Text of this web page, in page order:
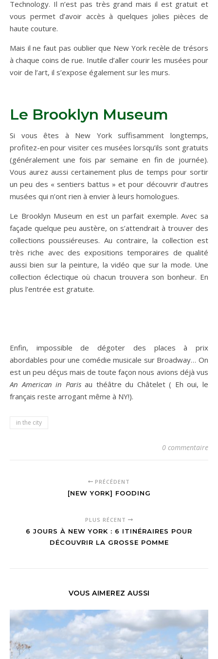
Technology. Il n’est pas très grand mais il est gratuit et
vous permet d’avoir accès à quelques jolies pièces de
haute couture.
Mais il ne faut pas oublier que New York recèle de trésors
à chaque coins de rue. Inutile d’aller courir les musées pour
voir de l’art, il s’expose également sur les murs.
Le Brooklyn Museum
Si vous êtes à New York suffisamment longtemps,
profitez-en pour visiter ces musées lorsqu’ils sont gratuits
(généralement une fois par semaine en fin de journée).
Vous aurez aussi certainement plus de temps pour sortir
un peu des « sentiers battus » et pour découvrir d’autres
musées qui n’ont rien à envier à leurs homologues.
Le Brooklyn Museum en est un parfait exemple. Avec sa
façade quelque peu austère, on s’attendrait à trouver des
collections poussiéreuses. Au contraire, la collection est
très riche avec des expositions temporaires de qualité
aussi bien sur la peinture, la vidéo que sur la mode. Une
collection éclectique où chacun trouvera son bonheur. En
plus l’entrée est gratuite.
Enfin, impossible de dégoter des places à prix
abordables pour une comédie musicale sur Broadway… On
est un peu déçus mais de toute façon nous avions déjà vus
An American in Parisau théâtre du Châtelet ( Eh oui, le
français reste arrogant même à NY!).
in the city
0 commentaire
PRÉCÉDENT
[NEW YORK] FOODING
PLUS RÉCENT
6 JOURS À NEW YORK : 6 ITINÉRAIRES POUR
DÉCOUVRIR LA GROSSE POMME
VOUS AIMEREZ AUSSI